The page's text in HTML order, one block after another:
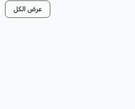
عرض الكل